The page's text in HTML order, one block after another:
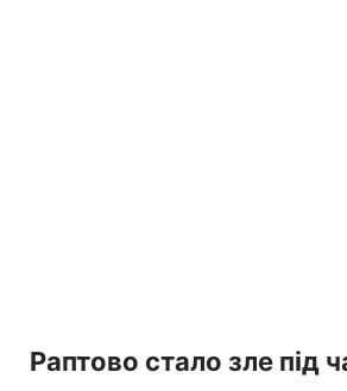
Раптово стало зле під